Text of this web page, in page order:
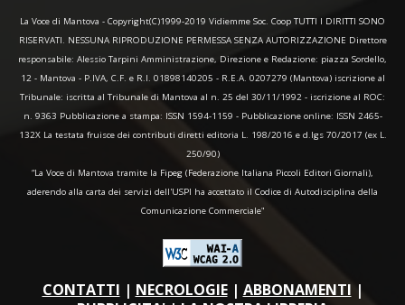
La Voce di Mantova - Copyright(C)1999-2019 Vidiemme Soc. Coop TUTTI I DIRITTI SONO
RISERVATI. NESSUNA RIPRODUZIONE PERMESSA SENZA AUTORIZZAZIONE Direttore
responsabile: Alessio Tarpini Amministrazione, Direzione e Redazione: piazza Sordello,
12 - Mantova - P.IVA, C.F. e R.I. 01898140205 - R.E.A. 0207279 (Mantova) iscrizione al
Tribunale: iscritta al Tribunale di Mantova al n. 25 del 30/11/1992 - iscrizione al ROC:
n. 9363 Pubblicazione a stampa: ISSN 1594-1159 - Pubblicazione online: ISSN 2465-
132X La testata fruisce dei contributi diretti editoria L. 198/2016 e d.lgs 70/2017 (ex L.
250/90)
“La Voce di Mantova tramite la Fipeg (Federazione Italiana Piccoli Editori Giornali),
aderendo alla carta dei servizi dell'USPI ha accettato il Codice di Autodisciplina della
Comunicazione Commerciale"
CONTATTI | NECROLOGIE| ABBONAMENTI |